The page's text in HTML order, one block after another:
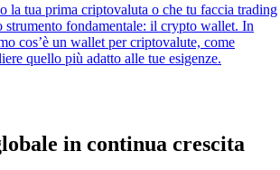
la tua prima criptovaluta o che tu faccia trading
strumento fondamentale: il crypto wallet. In
cos’è un wallet per criptovalute, come
quello più adatto alle tue esigenze.
in continua crescita